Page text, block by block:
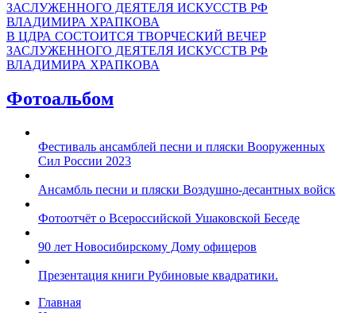
В ЦДРА СОСТОИТСЯ ТВОРЧЕСКИЙ ВЕЧЕР
ЗАСЛУЖЕННОГО ДЕЯТЕЛЯ ИСКУССТВ РФ
ВЛАДИМИРА ХРАПКОВА
Фотоальбом
Фестиваль ансамблей песни и пляски Вооруженных
Сил России 2023
Ансамбль песни и пляски Воздушно-десантных войск
Фотоотчёт о Всероссийской Ушаковской Беседе
90 лет Новосибирскому Дому офицеров
Презентация книги Рубиновые квадратики.
Главная